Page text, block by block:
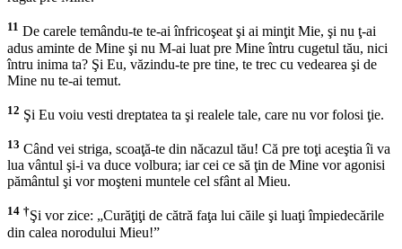
11 De carele temându-te te-ai înfricoşeat şi ai minţit Mie, şi nu ţ-ai
adus aminte de Mine şi nu M-ai luat pre Mine întru cugetul tău, nici
întru inima ta? Şi Eu, văzindu-te pre tine, te trec cu vedearea şi de
Mine nu te-ai temut.
12 Şi Eu voiu vesti dreptatea ta şi realele tale, care nu vor folosi ţie.
13 Când vei striga, scoaţă-te din năcazul tău! Că pre toţi aceştia îi va
lua vântul şi-i va duce volbura; iar cei ce să ţin de Mine vor agonisi
pământul şi vor moşteni muntele cel sfânt al Mieu.
14 †Şi vor zice: „Curăţiţi de cătră faţa lui căile şi luaţi împiedecările
din calea norodului Mieu!”